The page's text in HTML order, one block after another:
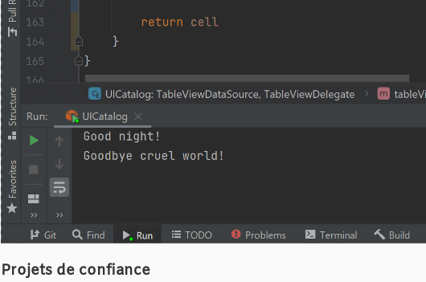
Projets de confiance